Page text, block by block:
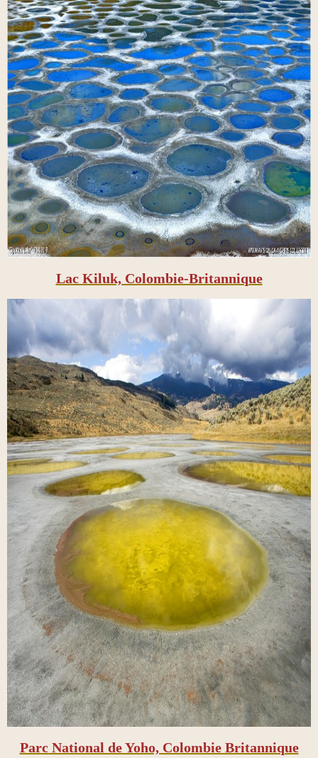
Lac Kiluk, Colombie-Britannique
Parc National de Yoho, Colombie Britannique